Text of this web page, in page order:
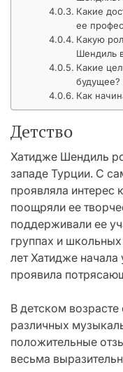
Какие
ее
Какую
Шендиль
Какие
будущее?
Как
Детство
Хатидже Шендиль
западе Турции. С
проявляла интерес
поощряли ее
поддерживали ее
группах и
лет Хатидже начала
проявила
В детском возрасте
различных
положительные
весьма